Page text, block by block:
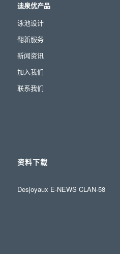
迪泉优产品
泳池设计
翻新服务
新闻资讯
加入我们
联系我们
资料下载
Desjoyaux E-NEWS CLAN-58